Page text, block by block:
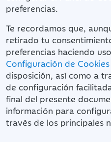
preferencias.
Te recordamos que,
retirado tu
preferencias haciendo
Configuración de Cookies
disposición, así como a
de configuración
final del presente
información para
través de los principales